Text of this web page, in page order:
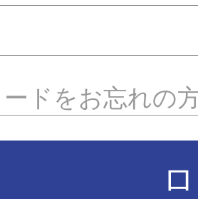
ドをお忘れの